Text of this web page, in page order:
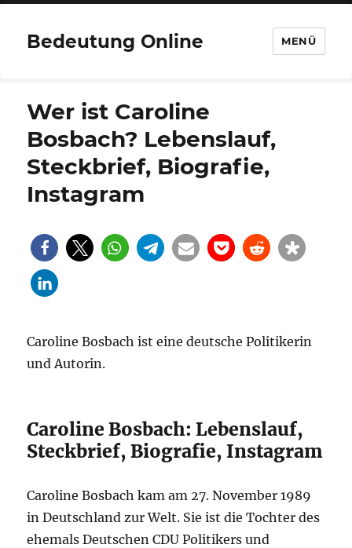
Bedeutung Online MENÜ
Wer ist Caroline
Bosbach? Lebenslauf,
Steckbrief, Biografie,
Instagram
Caroline Bosbach ist eine deutsche Politikerin
und Autorin.
Caroline Bosbach: Lebenslauf,
Steckbrief, Biografie, Instagram
Caroline Bosbach kam am 27. November 1989
in Deutschland zur Welt. Sie ist die Tochter des
ehemals Deutschen CDU Politikers und